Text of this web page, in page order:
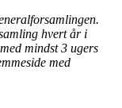
hvert år i
mindst 3 ugers
med